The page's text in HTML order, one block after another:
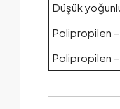
Düşük
Polipropilen
Polipropilen